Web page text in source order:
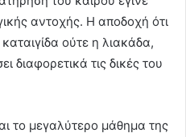
αντοχής. Η αποδοχή ότι
καταιγίδα ούτε η λιακάδα,
διαφορετικά τις δικές του
το μεγαλύτερο μάθημα της